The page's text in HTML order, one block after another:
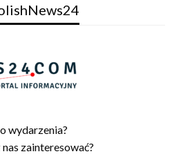
wydarzenia?
zainteresować?